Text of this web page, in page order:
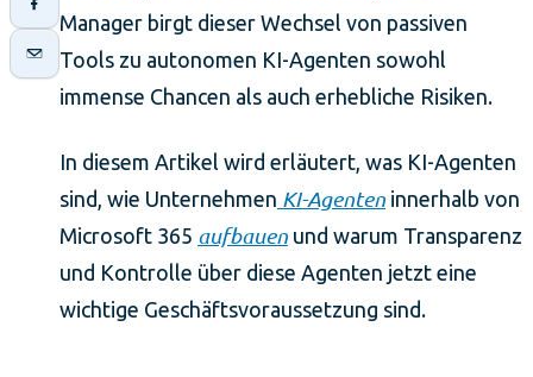
Manager birgt dieser Wechsel von passiven
Tools zu autonomen KI-Agenten sowohl
immense Chancen als auch erhebliche Risiken.
In diesem Artikel wird erläutert, was KI-Agenten
sind, wie Unternehmen KI-Agenten innerhalb von
Microsoft 365 aufbauen und warum Transparenz
und Kontrolle über diese Agenten jetzt eine
wichtige Geschäftsvoraussetzung sind.